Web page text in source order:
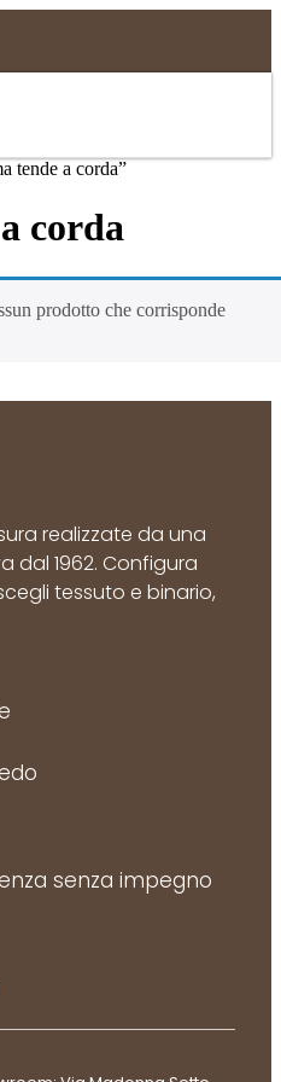
tende a corda”
corda
prodotto che corrisponde
realizzate da una
dal 1962. Configura
tessuto e binario,
senza impegno